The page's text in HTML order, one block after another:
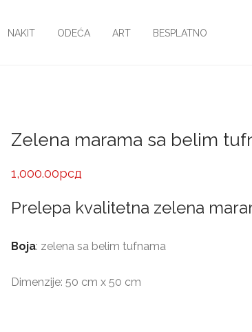
NAKIT ODEĆA ART BESPLATNO
Zelena marama sa belim
1,000.00рсд
Prelepa kvalitetna zelena
Boja: zelena sa belim tufnama
Dimenzije: 50 cm x 50 cm